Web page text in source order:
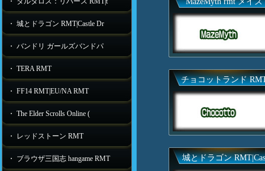
・ 城とドラゴン RMT|Castle Dr
・ バンドリ ガールズバンドパ
・ TERA RMT
・ FF14 RMT|EU/NA RMT
・ The Elder Scrolls Online (
・ レッドストーン RMT
・ ブラウザ三国志 hangame RMT
チョコットランド
城とドラゴン RMT|Cas